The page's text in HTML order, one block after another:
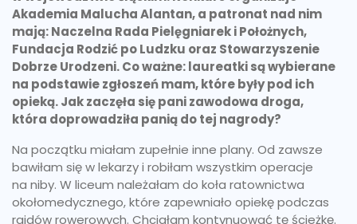
Akademia Malucha Alantan, a patronat nad nim
mają: Naczelna Rada Pielęgniarek i Położnych,
Fundacja Rodzić po Ludzku oraz Stowarzyszenie
Dobrze Urodzeni. Co ważne: laureatki są wybierane
na podstawie zgłoszeń mam, które były pod ich
opieką. Jak zaczęła się pani zawodowa droga,
która doprowadziła panią do tej nagrody?
Na początku miałam zupełnie inne plany. Od zawsze
bawiłam się w lekarzy i robiłam wszystkim operacje
na niby. W liceum należałam do koła ratownictwa
okołomedycznego, które zapewniało opiekę podczas
rajdów rowerowych. Chciałam kontynuować tę ścieżkę.